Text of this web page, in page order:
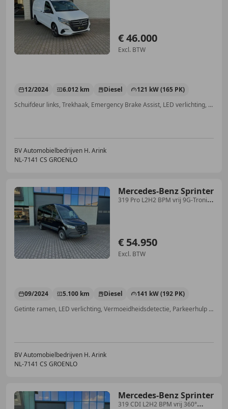
€ 46.000
Excl. BTW
12/2024 6.012 km Diesel
121 kW (165 PK)
Schuifdeur links, Trekhaak, Emergency Brake Assist, LED verlichting, Lichtmetalen velgen, Lane Departure Warning Systeem, Dodehoekdetectie, Getinte ramen
BV Automobielbedrijven H. Arink
NL-7141 CS GROENLO
Mercedes-Benz Sprinter
319 Pro L2H2 BPM vrij 9G-Tronic
€ 54.950
Excl. BTW
09/2024 5.100 km Diesel
141 kW (192 PK)
Getinte ramen, LED verlichting, Vermoeidheidsdetectie, Parkeerhulp automatisch, Stuurwielverwarming, Parkeerhulp achter, Trekhaak, ABS
BV Automobielbedrijven H. Arink
NL-7141 CS GROENLO
Mercedes-Benz Sprinter
319 CDI L2H2 BPM vrij 360°